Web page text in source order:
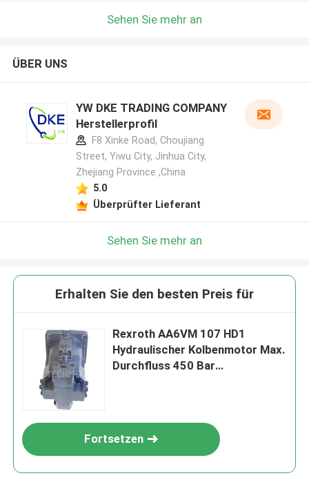
Sehen Sie mehr an
ÜBER UNS
YW DKE TRADING COMPANY
Herstellerprofil
F8 Xinke Road, Choujiang
Street, Yiwu City, Jinhua City,
Zhejiang Province ,China
5.0
Überprüfter Lieferant
Sehen Sie mehr an
Erhalten Sie den besten Preis für
Rexroth AA6VM 107 HD1
Hydraulischer Kolbenmotor Max.
Durchfluss 450 Bar
Fortsetzen